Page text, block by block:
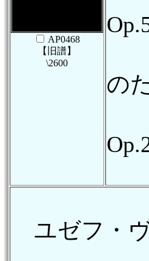
AP0468
【旧譜】
\2600
の
ユゼフ・